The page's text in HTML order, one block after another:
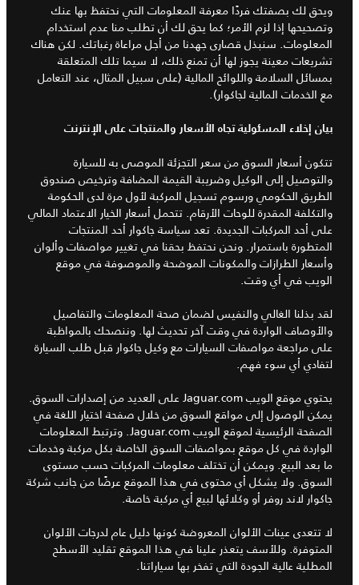
ويحق لك بصفتك فردًا معرفة المعلومات التي نحتفظ بها عنك
وتصحيحها إذا لزم الأمر؛ كما يحق لك أن تطلب منا عدم استخدام
المعلومات. سنبذل قصارى جهدنا من أجل مراعاة رغباتك. لكن هناك
تشريعات معينة يجوز لها أن تمنع ذلك، لا سيما تلك المتعلقة
بمسائل السلامة واللوائح المالية (على سبيل المثال، عند التعامل
مع الخدمات المالية لجاكوار).
بيان إخلاء المسئولية تجاه الأسعار والمنتجات على الإنترنت
تتكون أسعار السوق من سعر التجزئة الموصى به للسيارة
والتوصيل إلى الوكيل وضريبة القيمة المضافة وترخيص صندوق
الطريق الحكومي ورسوم تسجيل المركبة لأول مرة لدى الحكومة
والتكلفة المقدرة للوحات الأرقام. تتحمل أسعار الخيار الاعتماد المالي
على أحد المركبات الجديدة. تعد سياسة جاكوار أحد المنتجات
المتطورة باستمرار. ونحن نحتفظ بحقنا في تغيير مواصفات وألوان
وأسعار الطرازات والمكونات الموضحة والموصوفة في موقع
الويب في أي وقت.
لقد بذلنا الغالي والنفيس لضمان صحة المعلومات والتفاصيل
والأوصاف الواردة في وقت آخر تحديث لها. وننصحك بالمواظبة
على مراجعة مواصفات السيارات مع وكيل جاكوار قبل طلب السيارة
لتفادي أي سوء فهم.
يحتوي موقع الويب Jaguar.com على العديد من إصدارات السوق.
يمكن الوصول إلى مواقع السوق من خلال صفحة اختيار اللغة في
الصفحة الرئيسية لموقع الويب Jaguar.com. وترتبط المعلومات
الواردة في كل موقع بمواصفات السوق الخاصة بكل مركبة وخدمات
ما بعد البيع. ويمكن أن تختلف معلومات المركبات حسب مستوى
السوق. ولا يشكل أي محتوى في هذا الموقع عرضًا من جانب شركة
جاكوار لاند روفر أو وكلائها لبيع أي مركبة خاصة.
لا تتعدى عينات الألوان المعروضة كونها دليل عام لدرجات الألوان
المتوفرة. وللأسف يتعذر علينا في هذا الموقع تقليد الأسطح
المطلية عالية الجودة التي تفخر بها سياراتنا.